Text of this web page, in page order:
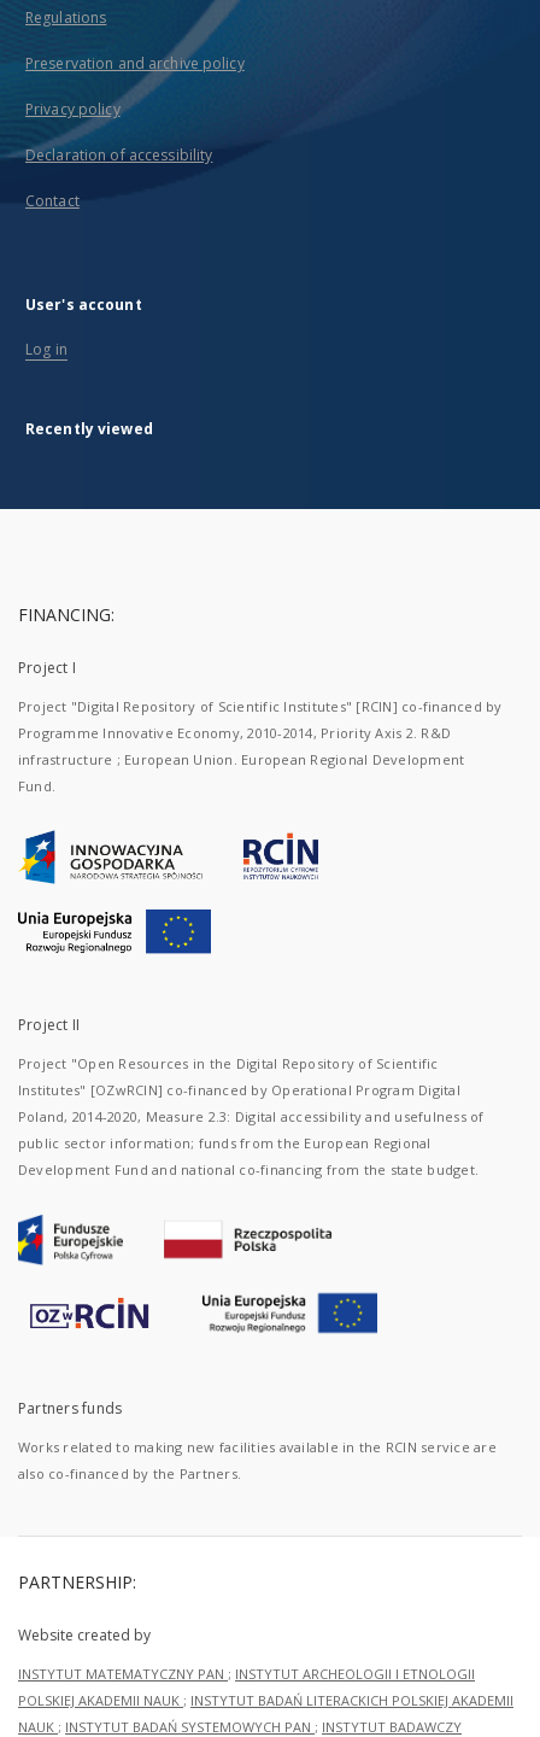
Regulations
Preservation and archive policy
Privacy policy
Declaration of accessibility
Contact
User's account
Log in
Recently viewed
FINANCING:
Project I
Project "Digital Repository of Scientific Institutes" [RCIN] co-financed by
Programme Innovative Economy, 2010-2014, Priority Axis 2. R&D
infrastructure ; European Union. European Regional Development
Fund.
Project II
Project "Open Resources in the Digital Repository of Scientific
Institutes" [OZwRCIN] co-financed by Operational Program Digital
Poland, 2014-2020, Measure 2.3: Digital accessibility and usefulness of
public sector information; funds from the European Regional
Development Fund and national co-financing from the state budget.
Partners funds
Works related to making new facilities available in the RCIN service are
also co-financed by the Partners.
PARTNERSHIP:
Website created by
INSTYTUT MATEMATYCZNY PAN ; INSTYTUT ARCHEOLOGII I ETNOLOGII
POLSKIEJ AKADEMII NAUK ; INSTYTUT BADAŃ LITERACKICH POLSKIEJ AKADEMII
NAUK ; INSTYTUT BADAŃ SYSTEMOWYCH PAN ; INSTYTUT BADAWCZY